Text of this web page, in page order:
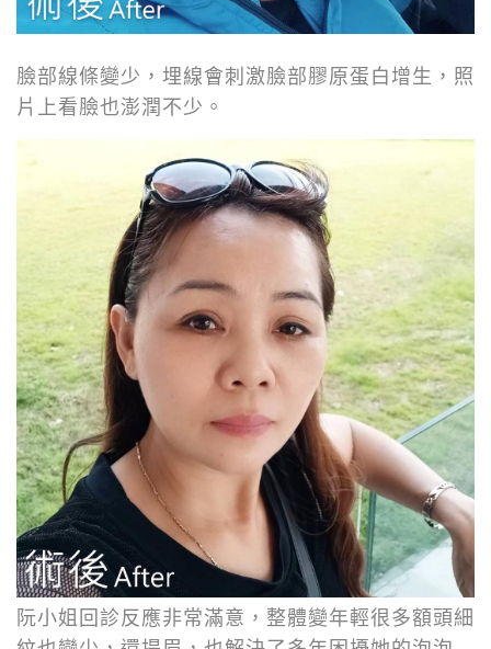
臉部線條變少，埋線會刺激臉部膠原蛋白增生，照
片上看臉也澎潤不少。
阮小姐回診反應非常滿意，整體變年輕很多額頭細